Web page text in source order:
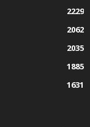
2229
2062
2035
1885
1631